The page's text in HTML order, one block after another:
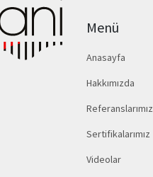
Menü
Anasayfa
Hakkımızda
Referanslarımız
Sertifikalarımız
Videolar